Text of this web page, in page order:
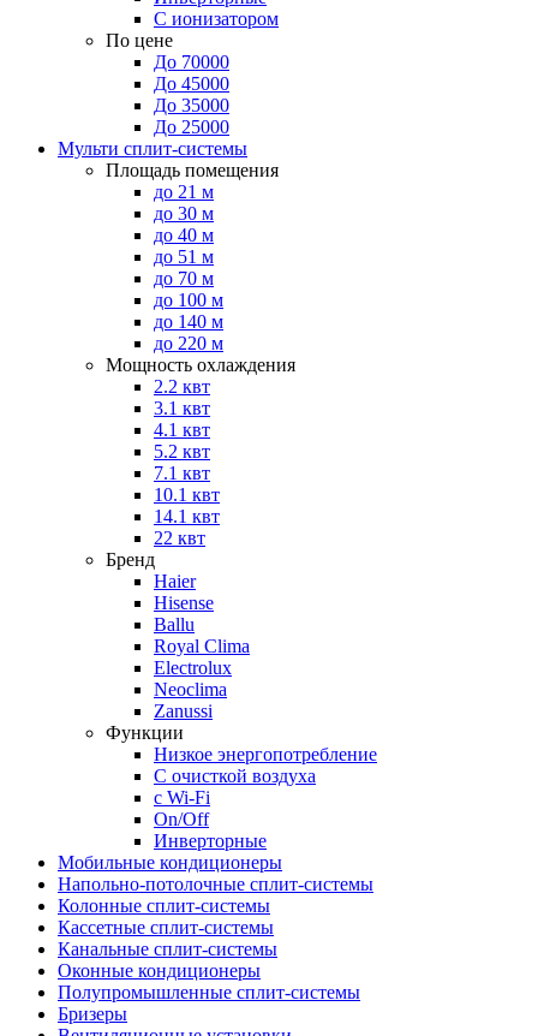
С ионизатором
По цене
До 70000
До 45000
До 35000
До 25000
Мульти сплит-системы
Площадь помещения
до 21 м
до 30 м
до 40 м
до 51 м
до 70 м
до 100 м
до 140 м
до 220 м
Мощность охлаждения
2.2 квт
3.1 квт
4.1 квт
5.2 квт
7.1 квт
10.1 квт
14.1 квт
22 квт
Бренд
Haier
Hisense
Ballu
Royal Clima
Electrolux
Neoclima
Zanussi
Функции
Низкое энергопотребление
С очисткой воздуха
с Wi-Fi
On/Off
Инверторные
Мобильные кондиционеры
Напольно-потолоч​ные ​сплит-системы
Колонные ​​сплит-системы
Кассетные сплит-системы
Канальные сплит-системы
Оконные кондиционеры
Полупромышленные сплит-системы
Бризеры